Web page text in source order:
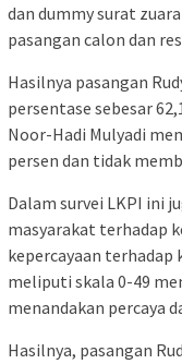
dan dummy surat
pasangan calon dan
Hasilnya pasangan
persentase sebesar
Noor-Hadi Mulyadi
persen dan tidak
Dalam survei LKPI ini
masyarakat terhadap
kepercayaan terhadap
meliputi skala 0-49
menandakan percaya
Hasilnya, pasangan